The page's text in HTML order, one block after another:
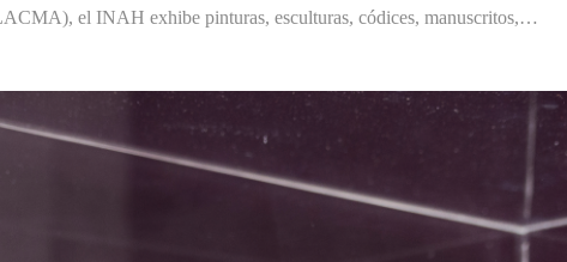
el INAH exhibe pinturas, esculturas, códices, manuscritos,…